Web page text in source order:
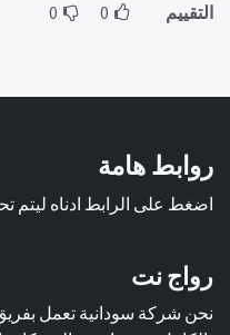
التقييم 0
0
روابط هامة
اضغط على الرابط ادناه ليتم
رواج نت
نحن شركة سودانية تعمل